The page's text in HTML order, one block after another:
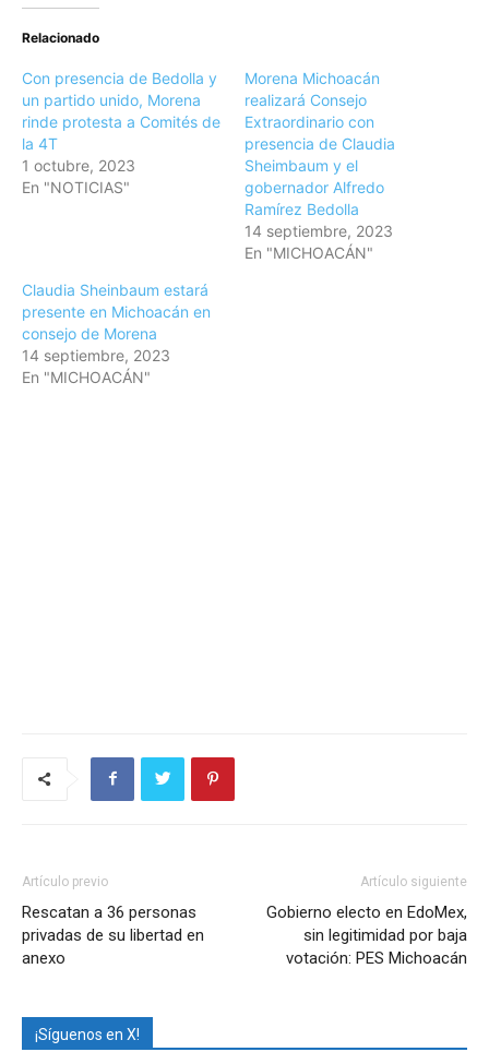
Relacionado
Con presencia de Bedolla y
un partido unido, Morena
rinde protesta a Comités de
la 4T
1 octubre, 2023
En "NOTICIAS"
Morena Michoacán
realizará Consejo
Extraordinario con
presencia de Claudia
Sheimbaum y el
gobernador Alfredo
Ramírez Bedolla
14 septiembre, 2023
En "MICHOACÁN"
Claudia Sheinbaum estará
presente en Michoacán en
consejo de Morena
14 septiembre, 2023
En "MICHOACÁN"
Artículo previo
Rescatan a 36 personas
privadas de su libertad en
anexo
Artículo siguiente
Gobierno electo en EdoMex,
sin legitimidad por baja
votación: PES Michoacán
¡Síguenos en X!